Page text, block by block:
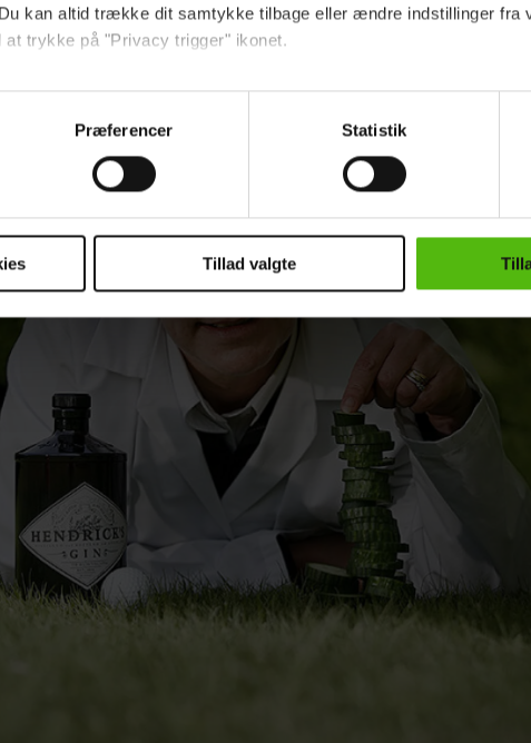
kan altid trække dit samtykke tilbage eller ændre indstillinger fra
at trykke på "Privacy trigger" ikonet.
og bruge data for at kunne levere og finansiere relevant
cookies fra tredjeparter til at at optimere dit besøg på vores
behandling af dine personoplysninger i forbindelse hermed i både
Præferencer Statistik
Tillad valgte